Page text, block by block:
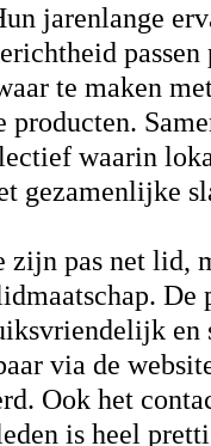
jarenlange
te maken
producten.
waarin
gezamenlijke
zijn pas net lid,
De
en
via de
Ook het
is heel